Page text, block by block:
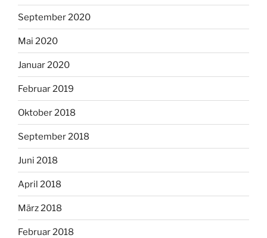
September 2020
Mai 2020
Januar 2020
Februar 2019
Oktober 2018
September 2018
Juni 2018
April 2018
März 2018
Februar 2018